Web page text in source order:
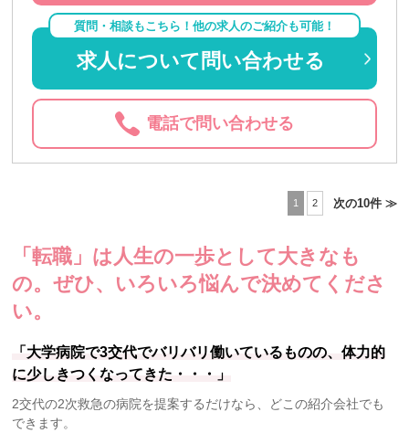
質問・相談もこちら！他の求人のご紹介も可能！
求人について問い合わせる
電話で問い合わせる
1 2 次の10件 ≫
「転職」は人生の一歩として大きなも
の。ぜひ、いろいろ悩んで決めてくださ
い。
「大学病院で3交代でバリバリ働いているものの、体力的
に少しきつくなってきた・・・」
2交代の2次救急の病院を提案するだけなら、どこの紹介会社でも
できます。